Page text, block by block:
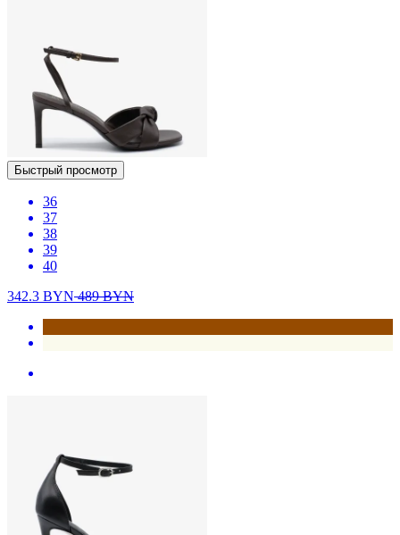
Быстрый просмотр
36
37
38
39
40
342.3 BYN489BYN